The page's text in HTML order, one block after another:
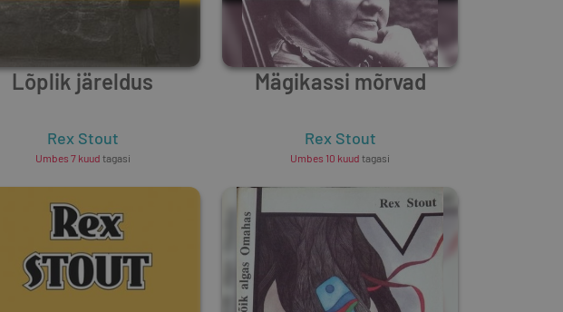
Lõplik järeldus
Rex Stout
Umbes 7 kuud tagasi
Mägikassi mõrvad
Rex Stout
Umbes 10 kuud tagasi